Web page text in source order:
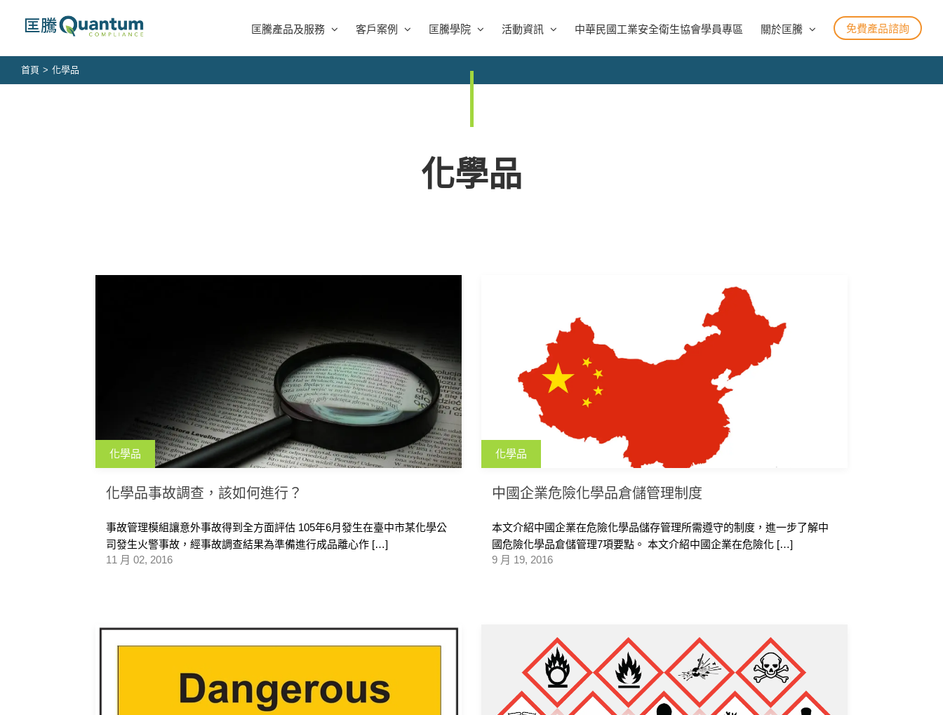
匡騰產品及服務 客戶案例 匡騰學院 活動資訊 中華民國工業安全衛生協會學員專區 關於匡騰 免費產品諮詢
首頁 > 化學品
化學品
化學品
化學品事故調查，該如何進行？
11 月 02, 2016
事故管理模組讓意外事故得到全方面評估 105年6月發生在臺中市某化學公
司發生火警事故，經事故調查結果為準備進行成品離心作 […]
化學品
中國企業危險化學品倉儲管理制度
9 月 19, 2016
本文介紹中國企業在危險化學品儲存管理所需遵守的制度，進一步了解中
國危險化學品倉儲管理7項要點。 本文介紹中國企業在危險化 […]